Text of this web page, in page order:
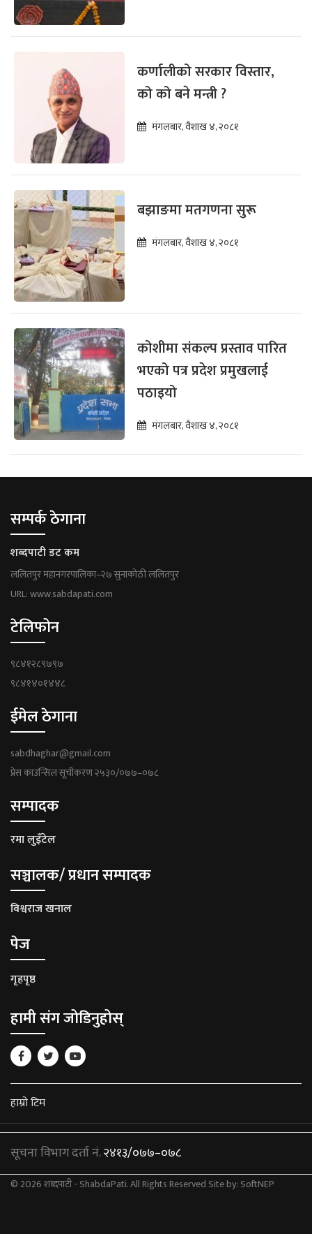
कर्णालीको सरकार विस्तार,
को को बने मन्त्री ?
मंगलबार, वैशाख ४, २०८१
बझाङमा मतगणना सुरू
मंगलबार, वैशाख ४, २०८१
कोशीमा संकल्प प्रस्ताव पारित
भएको पत्र प्रदेश प्रमुखलाई
पठाइयो
मंगलबार, वैशाख ४, २०८१
सम्पर्क ठेगाना
शब्दपाटी डट कम
ललितपुर महानगरपालिका–२७ सुनाकोठी ललितपुर
URL: www.sabdapati.com
टेलिफोन
९८४१२८९७९७
९८४१४०१४४८
ईमेल ठेगाना
sabdhaghar@gmail.com
प्रेस काउन्सिल सूचीकरण २५३०/०७७–०७८
सम्पादक
रमा लुइँटेल
सञ्चालक/ प्रधान सम्पादक
विश्वराज खनाल
पेज
गृहपृष्ठ
हामी संग जोडिनुहोस्
हाम्रो टिम
© 2026 शब्दपाटी - ShabdaPati. All Rights Reserved Site by: SoftNEP
सूचना विभाग दर्ता नं.२४१३/०७७–०७८